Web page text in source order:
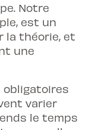
Notre
est un
la théorie, et
une
obligatoires
varier
le temps